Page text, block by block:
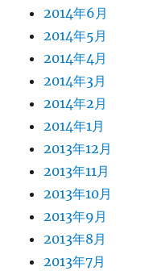
2014年6月
2014年5月
2014年4月
2014年3月
2014年2月
2014年1月
2013年12月
2013年11月
2013年10月
2013年9月
2013年8月
2013年7月